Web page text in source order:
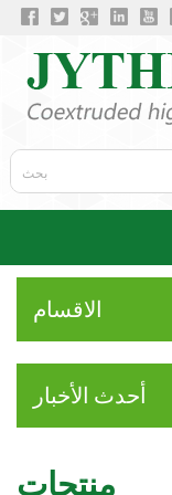
الاقسام
أحدث الأخبار
منتجات